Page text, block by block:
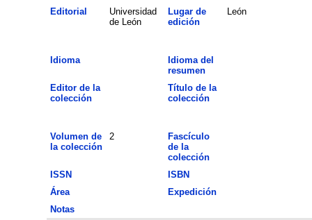
Editorial
Universidad
de León
Lugar de
edición
León
Idioma
Idioma del
resumen
Editor de la
colección
Título de la
colección
Volumen de
la colección
2
Fascículo
de la
colección
ISSN
ISBN
Área
Expedición
Notas